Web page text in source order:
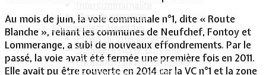
Plan de situation
Lotissement Hambois
Projet de lotissements
Sodevam Nord-Lorraine
Hambois, rappel historique
Le lotissement Hambois
Au mois de juin, la voie communale n°1, dite « Route
Blanche », reliant les communes de Neufchef, Fontoy et
Lommerange, a subi de nouveaux effondrements. Par le
passé, la voie avait été fermée une première fois en 2011.
Elle avait pu être rouverte en 2014 car la VC n°1 et la zone